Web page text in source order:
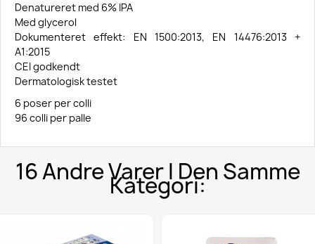
Denatureret med 6% IPA
Med glycerol
Dokumenteret effekt: EN 1500:2013, EN 14476:2013 +
A1:2015
CEI godkendt
Dermatologisk testet
6 poser per colli
96 colli per palle
16 Andre Varer I Den Samme
Kategori: